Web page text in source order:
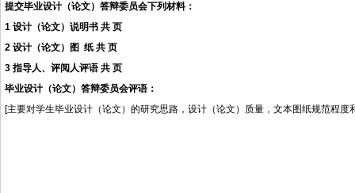
提交毕业设计（论文） 答辩委员会下列材料：
1 设计（论文）说明书 共 页
2 设计（论文）图 纸 共 页
3 指导人、评阅人评语 共 页
毕业设计（论文） 答辩委员会评语：
[主要对学生毕业设计（论文） 的研究思路，设计（论文）质量，文本图纸规范程